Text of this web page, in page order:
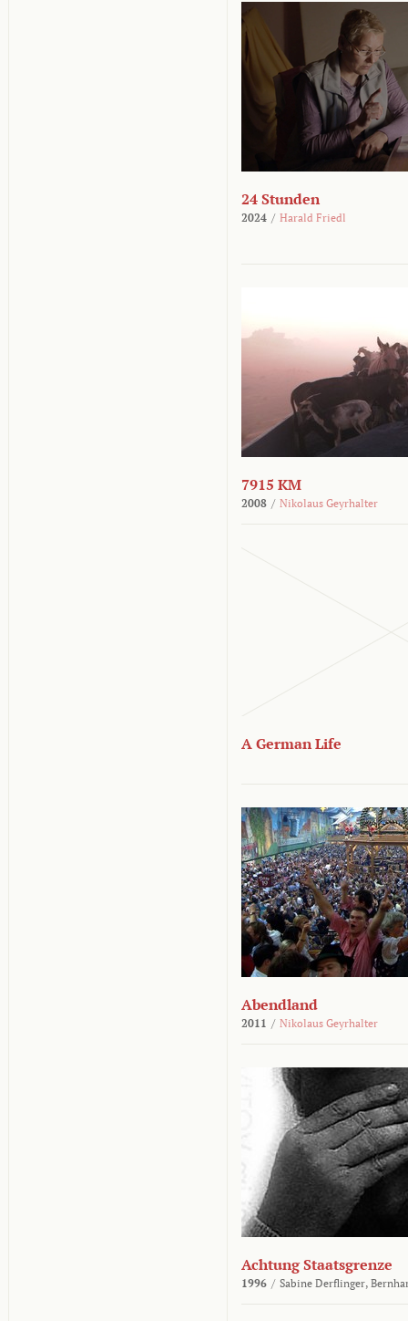
24 Stunden
2024 / Harald Friedl
7915 KM
2008 / Nikolaus Geyrhalter
A German Life
Abendland
2011 / Nikolaus Geyrhalter
Achtung Staatsgrenze
1996 / Sabine Derflinger,